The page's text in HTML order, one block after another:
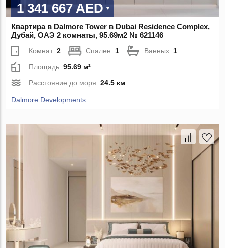
1 341 667 AED
Квартира в Dalmore Tower в Dubai Residence Complex,
Дубай, ОАЭ 2 комнаты, 95.69м2 № 621146
Комнат:2 Спален:1 Ванных:1
Площадь:95.69 м²
Расстояние до моря:24.5 км
Dalmore Developments